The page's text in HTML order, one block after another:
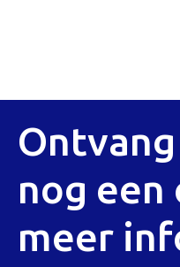
nog
meer